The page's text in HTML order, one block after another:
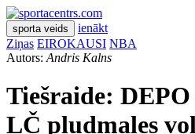
sporta veids
ienākt
Ziņas EIROKAUSI NBA
Autors: Andris Kalns
Tiešraide: DEPO
LČ pludmales